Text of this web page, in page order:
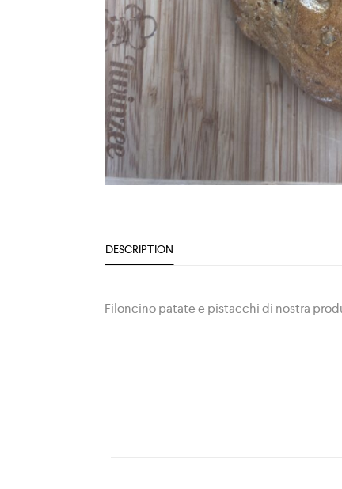
DESCRIPTION
Filoncino patate e pistacchi di nostra